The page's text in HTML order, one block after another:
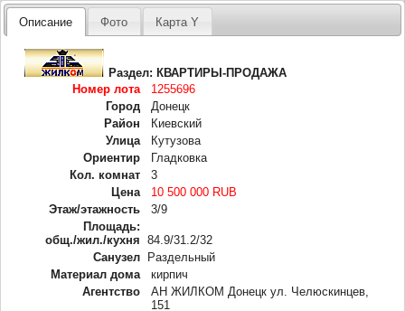
Описание Фото Карта Y
Раздел:КВАРТИРЫ-ПРОДАЖА
Номер лота
1255696
Город
Донецк
Район
Киевский
Улица
Кутузова
Ориентир
Гладковка
Кол. комнат
3
Цена
10 500 000 RUB
Этаж/этажность
3/9
Площадь:
общ./жил./кухня
84.9/31.2/32
Санузел Раздельный
Материал дома
кирпич
Агентство
АН ЖИЛКОМ Донецк ул. Челюскинцев,
151